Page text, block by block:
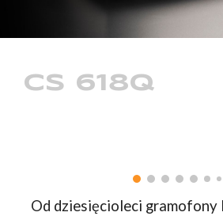
CS 618Q
Od dziesięcioleci gramofony